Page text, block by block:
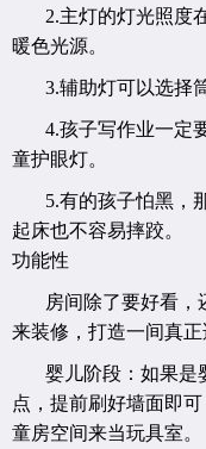
2.主灯的灯光照度
暖色光源。
3.辅助灯可以选择
4.孩子写作业一定
童护眼灯。
5.有的孩子怕黑，
起床也不容易摔跤。
功能性
房间除了要好看，
来装修，打造一间真正
婴儿阶段：如果是
点，提前刷好墙面即
童房空间来当玩具室。